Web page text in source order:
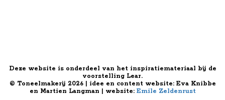
Deze website is onderdeel van het inspiratiemateriaal bij de
voorstelling Lear.
© Toneelmakerij 2026 | idee en content website: Eva Knibbe
en Martien Langman | website: Emile Zeldenrust